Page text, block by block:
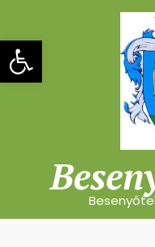
Eszköztár
content